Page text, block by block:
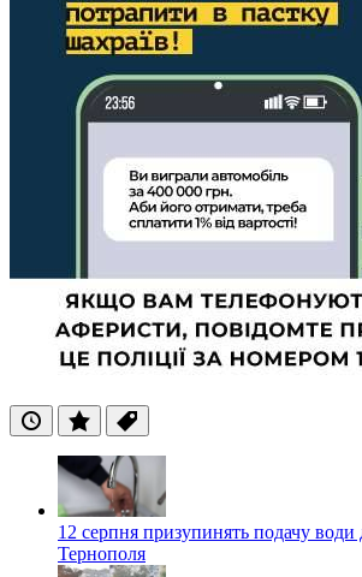
ОстанніПопулярні
Теги
12 серпня призупинять подачу води
Тернополя